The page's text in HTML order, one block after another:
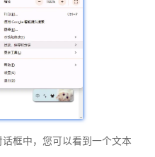
框中，您可以看到一个文本